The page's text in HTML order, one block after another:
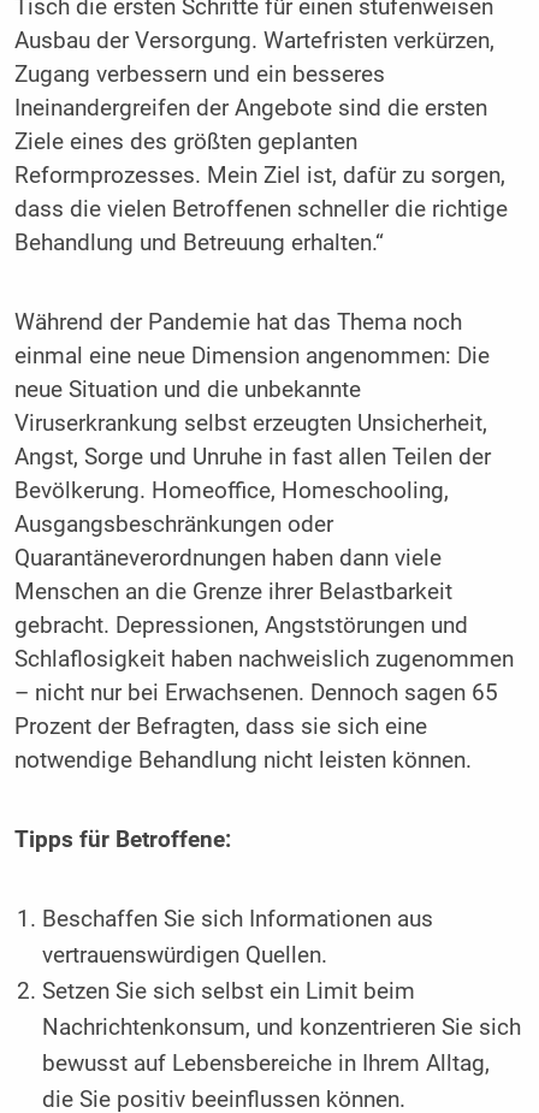
Tisch die ersten Schritte für einen stufenweisen
Ausbau der Versorgung. Wartefristen verkürzen,
Zugang verbessern und ein besseres
Ineinandergreifen der Angebote sind die ersten
Ziele eines des größten geplanten
Reformprozesses. Mein Ziel ist, dafür zu sorgen,
dass die vielen Betroffenen schneller die richtige
Behandlung und Betreuung erhalten.“
Während der Pandemie hat das Thema noch
einmal eine neue Dimension angenommen: Die
neue Situation und die unbekannte
Viruserkrankung selbst erzeugten Unsicherheit,
Angst, Sorge und Unruhe in fast allen Teilen der
Bevölkerung. Homeoffice, Homeschooling,
Ausgangsbeschränkungen oder
Quarantäneverordnungen haben dann viele
Menschen an die Grenze ihrer Belastbarkeit
gebracht. Depressionen, Angststörungen und
Schlaflosigkeit haben nachweislich zugenommen
– nicht nur bei Erwachsenen. Dennoch sagen 65
Prozent der Befragten, dass sie sich eine
notwendige Behandlung nicht leisten können.
Tipps für Betroffene:
Beschaffen Sie sich Informationen aus
vertrauenswürdigen Quellen.
Setzen Sie sich selbst ein Limit beim
Nachrichtenkonsum, und konzentrieren Sie sich
bewusst auf Lebensbereiche in Ihrem Alltag,
die Sie positiv beeinflussen können.